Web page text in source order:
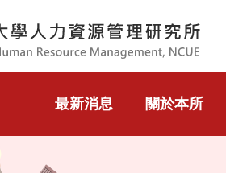
最新消息 關於本所